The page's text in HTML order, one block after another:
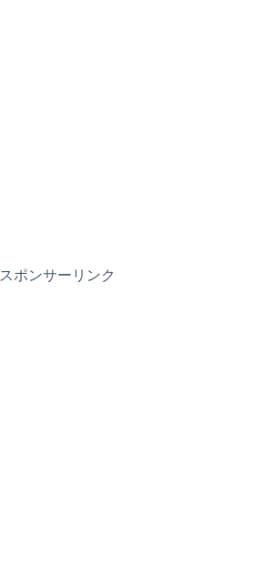
スポンサーリンク